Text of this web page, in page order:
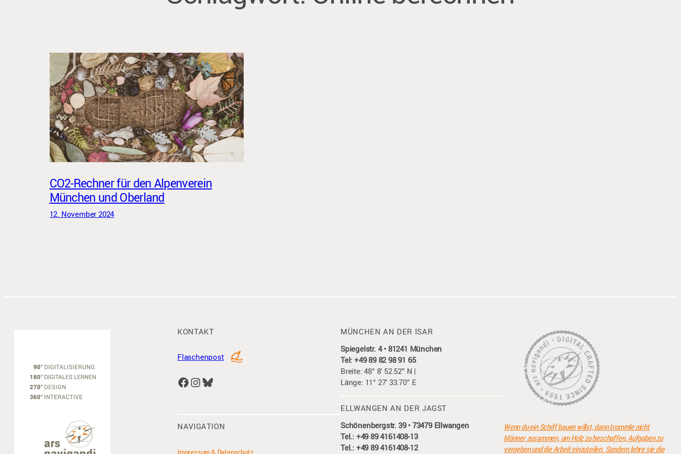
CO2-Rechner für den Alpenverein
München und Oberland
12. November 2024
KONTAKT
Flaschenpost
Facebook InstagramBluesky
NAVIGATION
Impressum & Datenschutz
MÜNCHEN AN DER ISAR
Spiegelstr. 4 • 81241 München
Tel: +49 89 82 98 91 65
Breite: 48° 8′ 52.52” N |
Länge: 11° 27′ 33.70” E
ELLWANGEN AN DER JAGST
Schönenbergstr. 39 • 73479 Ellwangen
Tel.: +49 89 4161408-13
Tel.: +49 89 4161408-12
Wenn du ein Schiff bauen willst, dann trommle nicht
Männer zusammen, um Holz zu beschaffen, Aufgaben zu
vergeben und die Arbeit einzuteilen. Sondern lehre sie die